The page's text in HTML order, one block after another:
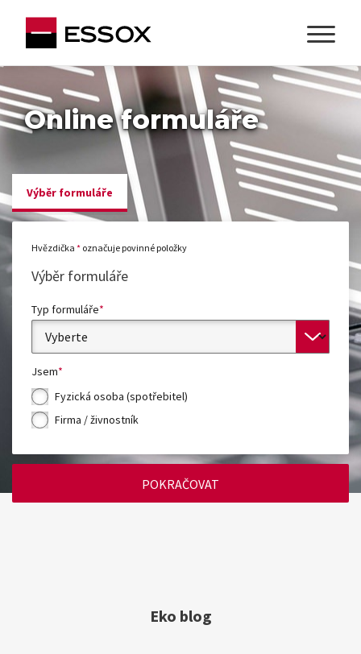
Online formuláře
Výběr formuláře
Hvězdička * označuje povinné položky
Výběr formuláře
Typ formuláře
Jsem
Fyzická osoba (spotřebitel)
Firma / živnostník
POKRAČOVAT
Eko blog